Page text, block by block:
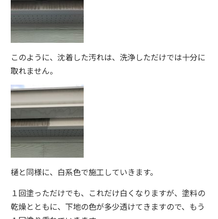
このように、沈着した汚れは、洗浄しただけでは十分に
取れません。
樋と同様に、白系色で施工していきます。
１回塗っただけでも、これだけ白くなりますが、塗料の
乾燥とともに、下地の色が多少透けてきますので、もう